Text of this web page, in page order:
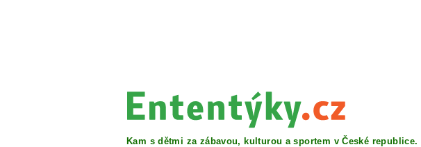
Kam s dětmi za zábavou, kulturou a sportem v České republice.